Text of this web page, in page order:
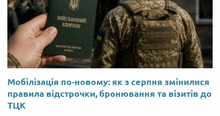
Мобілізація по-новому: як з серпня змінилися
правила відстрочки, бронювання та візитів до
ТЦК